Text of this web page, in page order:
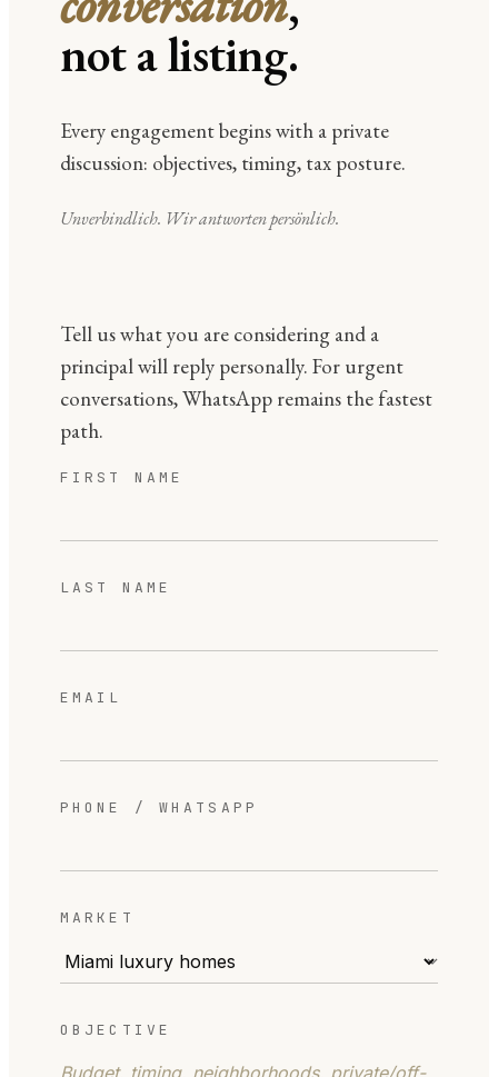
not a listing.
Every engagement begins with a private
discussion: objectives, timing, tax posture.
Unverbindlich. Wir antworten persönlich.
Tell us what you are considering and a
principal will reply personally. For urgent
conversations, WhatsApp remains the fastest
path.
FIRST NAME
LAST NAME
EMAIL
PHONE / WHATSAPP
MARKET
OBJECTIVE